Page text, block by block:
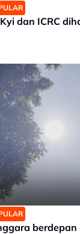
dan ICRC